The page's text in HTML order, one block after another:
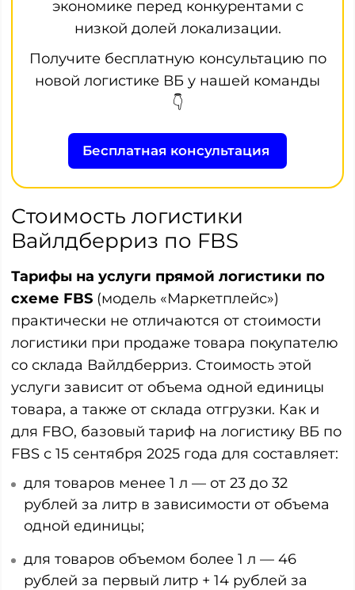
экономике перед конкурентами с
низкой долей локализации.
Получите бесплатную консультацию по
новой логистике ВБ у нашей команды
👇
Бесплатная консультация
Стоимость логистики
Вайлдберриз по FBS
Тарифы на услуги прямой логистики по
схеме FBS (модель «Маркетплейс»)
практически не отличаются от стоимости
логистики при продаже товара покупателю
со склада Вайлдберриз. Стоимость этой
услуги зависит от объема одной единицы
товара, а также от склада отгрузки. Как и
для FBO, базовый тариф на логистику ВБ по
FBS с 15 сентября 2025 года для составляет:
для товаров менее 1 л — от 23 до 32
рублей за литр в зависимости от объема
одной единицы;
для товаров объемом более 1 л — 46
рублей за первый литр + 14 рублей за